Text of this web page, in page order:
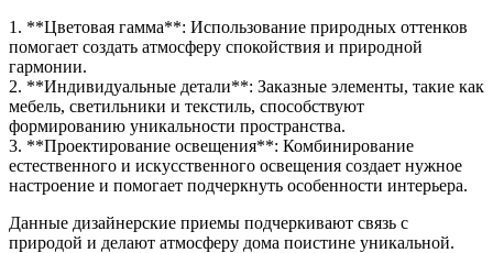
1. **Цветовая гамма**: Использование природных оттенков
помогает создать атмосферу спокойствия и природной
гармонии.
2. **Индивидуальные детали**: Заказные элементы, такие как
мебель, светильники и текстиль, способствуют
формированию уникальности пространства.
3. **Проектирование освещения**: Комбинирование
естественного и искусственного освещения создает нужное
настроение и помогает подчеркнуть особенности интерьера.
Данные дизайнерские приемы подчеркивают связь с
природой и делают атмосферу дома поистине уникальной.